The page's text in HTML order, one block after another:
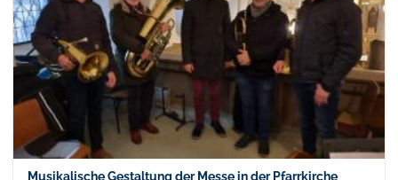
Musikalische Gestaltung der Messe in der Pfarrkirche